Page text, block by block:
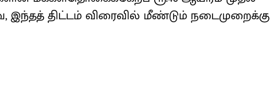
இந்தத் திட்டம் விரைவில் மீண்டும் நடைமுறைக்கு